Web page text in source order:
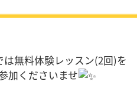
は無料体験レッスン(2回)を
加くださいませ